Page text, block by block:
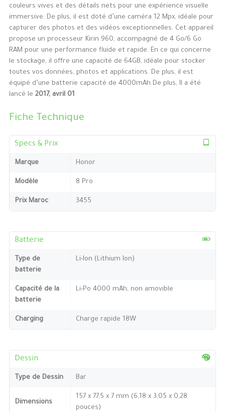
couleurs vives et des détails nets pour une expérience visuelle
immersive. De plus, il est doté d’une caméra 12 Mpx, idéale pour
capturer des photos et des vidéos exceptionnelles. Cet appareil
propose un processeur Kirin 960, accompagné de 4 Go/6 Go
RAM pour une performance fluide et rapide. En ce qui concerne
le stockage, il offre une capacité de 64GB, idéale pour stocker
toutes vos données, photos et applications. De plus, il est
équipé d’une batterie capacité de 4000mAh De plus, Il a été
lancé le 2017, avril 01
Fiche Technique
Specs & Prix
Marque Honor
Modèle 8 Pro
Prix Maroc 3455
Batterie
Type de
batterie
Li-Ion (Lithium Ion)
Capacité de la
batterie
Li-Po 4000 mAh, non amovible
Charging Charge rapide 18W
Dessin
Type de Dessin Bar
Dimensions
157 x 77,5 x 7 mm (6,18 x 3,05 x 0,28
pouces)